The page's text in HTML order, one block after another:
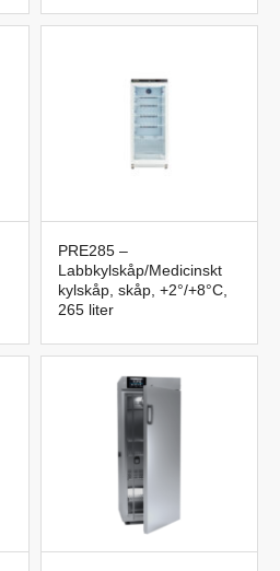
PRE285 –
Labbkylskåp/Medicinskt
kylskåp, skåp, +2°/+8°C,
265 liter